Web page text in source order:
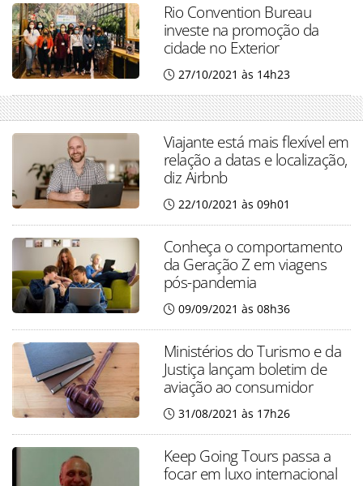
Rio Convention Bureau
investe na promoção da
cidade no Exterior
27/10/2021 às 14h23
Viajante está mais flexível em
relação a datas e localização,
diz Airbnb
22/10/2021 às 09h01
Conheça o comportamento
da Geração Z em viagens
pós-pandemia
09/09/2021 às 08h36
Ministérios do Turismo e da
Justiça lançam boletim de
aviação ao consumidor
31/08/2021 às 17h26
Keep Going Tours passa a
focar em luxo internacional